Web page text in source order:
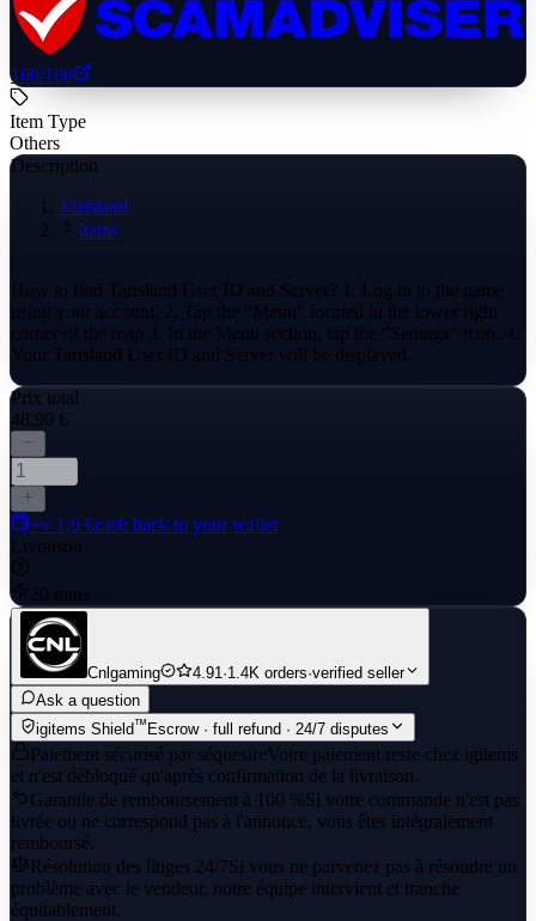
100/100
Item Type
Others
Description
Tarisland
Items
How to find Tarisland User ID and Server? 1. Log in to the game
using your account. 2. Tap the "Menu" located in the lower right
corner of the map 3. In the Menu section, tap the "Settings" icon. 4.
Your Tarisland User ID and Server will be displayed.
Prix total
48,90 €
+≈ 1,9 €cash back to your wallet
Livraison
20 mins
Cnlgaming 4.91·1.4K orders·verified seller
Ask a question
igitems Shield™ Escrow · full refund · 24/7 disputes
Paiement sécurisé par séquestreVotre paiement reste chez igitems
et n'est débloqué qu'après confirmation de la livraison.
Garantie de remboursement à 100 %Si votre commande n'est pas
livrée ou ne correspond pas à l'annonce, vous êtes intégralement
remboursé.
Résolution des litiges 24/7Si vous ne parvenez pas à résoudre un
problème avec le vendeur, notre équipe intervient et tranche
équitablement.